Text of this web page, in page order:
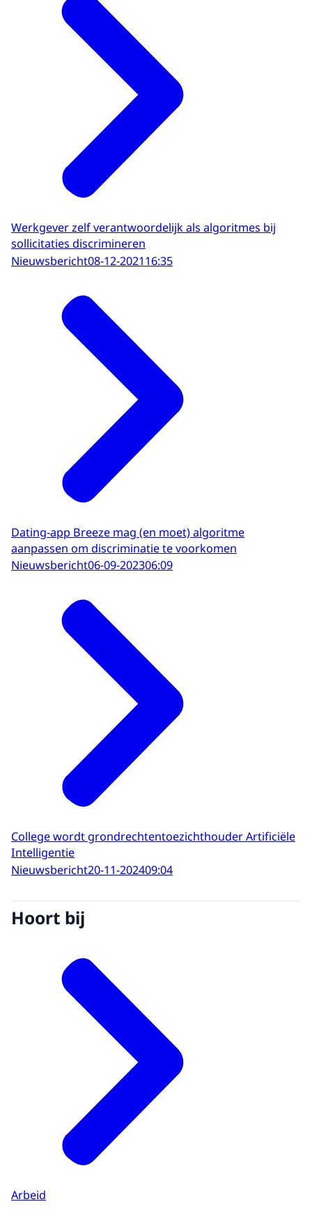
Werkgever zelf verantwoordelijk als algoritmes bij
sollicitaties discrimineren
Nieuwsbericht08-12-202116:35
Dating-app Breeze mag (en moet) algoritme
aanpassen om discriminatie te voorkomen
Nieuwsbericht06-09-202306:09
College wordt grondrechtentoezichthouder Artificiële
Intelligentie
Nieuwsbericht20-11-202409:04
Hoort bij
Arbeid